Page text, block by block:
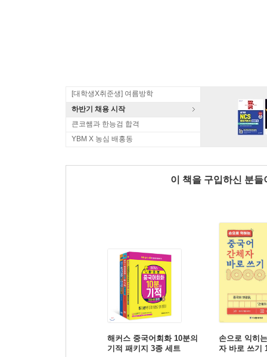
[대학생X취준생] 여름방학
하반기 채용 시작
큰코쌤과 한능검 합격
YBM X 농심 배홍동
이 책을 구입하신 분
해커스 중국어회화 10분의
기적 패키지 3종 세트
손으로 익히
자 바로 쓰기